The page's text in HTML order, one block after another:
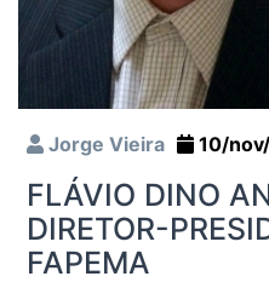
Jorge Vieira 10/
FLÁVIO DINO
DIRETOR-
FAPEMA